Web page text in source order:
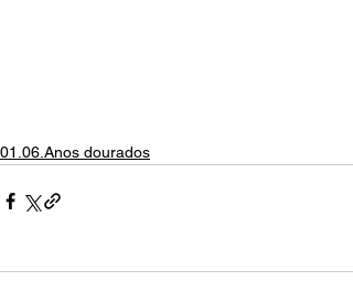
01.06.Anos dourados